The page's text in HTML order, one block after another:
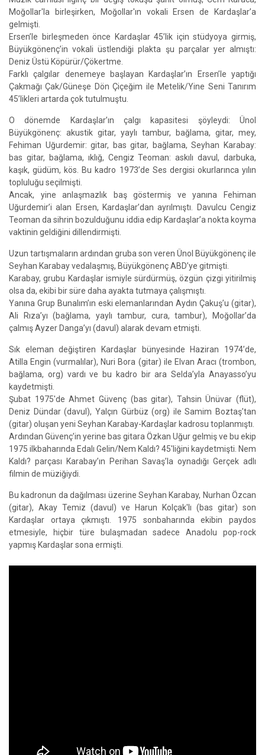
Moğollar'la birleşirken, Moğollar'ın vokali Ersen de Kardaşlar’a
gelmişti.
Ersen’le birleşmeden önce Kardaşlar 45’lik için stüdyoya girmiş,
Büyükgönenç’in vokali üstlendiği plakta şu parçalar yer almıştı:
Deniz Üstü Köpürür/Çökertme.
Farklı çalgılar denemeye başlayan Kardaşlar’ın Ersen’le yaptığı
Çakmağı Çak/Güneşe Dön Çiçeğim ile Metelik/Yine Seni Tanırım
45’likleri artarda çok tutulmuştu.
O dönemde Kardaşlar’ın çalgı kapasitesi şöyleydi: Ünol
Büyükgönenç: akustik gitar, yaylı tambur, bağlama, gitar, mey,
Fehiman Uğurdemir: gitar, bas gitar, bağlama, Seyhan Karabay:
bas gitar, bağlama, ıklığ, Cengiz Teoman: askılı davul, darbuka,
kaşık, güdüm, kös. Bu kadro 1973’de Ses dergisi okurlarınca yılın
topluluğu seçilmişti.
Ancak, yine anlaşmazlık baş göstermiş ve yanına Fehiman
Uğurdemir’i alan Ersen, Kardaşlar’dan ayrılmıştı. Davulcu Cengiz
Teoman da sihrin bozulduğunu iddia edip Kardaşlar’a nokta koyma
vaktinin geldiğini dillendirmişti.
Uzun tartışmaların ardından gruba son veren Ünol Büyükgönenç ile
Seyhan Karabay vedalaşmış, Büyükgönenç ABD’ye gitmişti.
Karabay, grubu Kardaşlar ismiyle sürdürmüş, özgün çizgi yitirilmiş
olsa da, ekibi bir süre daha ayakta tutmaya çalışmıştı.
Yanına Grup Bunalım’ın eski elemanlarından Aydın Çakuş’u (gitar),
Ali Rıza’yı (bağlama, yaylı tambur, cura, tambur), Moğollar’da
çalmış Ayzer Danga’yı (davul) alarak devam etmişti.
Sık eleman değiştiren Kardaşlar bünyesinde Haziran 1974’de,
Atilla Engin (vurmalılar), Nuri Bora (gitar) ile Elvan Aracı (trombon,
bağlama, org) vardı ve bu kadro bir ara Selda’yla Anayasso’yu
kaydetmişti.
Şubat 1975'de Ahmet Güvenç (bas gitar), Tahsin Ünüvar (flüt),
Deniz Dündar (davul), Yalçın Gürbüz (org) ile Samim Boztaş’tan
(gitar) oluşan yeni Seyhan Karabay-Kardaşlar kadrosu toplanmıştı.
Ardından Güvenç’in yerine bas gitara Özkan Uğur gelmiş ve bu ekip
1975 ilkbaharında Edalı Gelin/Nem Kaldı? 45'liğini kaydetmişti. Nem
Kaldı? parçası Karabay’ın Perihan Savaş’la oynadığı Gerçek adlı
filmin de müziğiydi.
Bu kadronun da dağılması üzerine Seyhan Karabay, Nurhan Özcan
(gitar), Akay Temiz (davul) ve Harun Kolçak'lı (bas gitar) son
Kardaşlar ortaya çıkmıştı. 1975 sonbaharında ekibin paydos
etmesiyle, hiçbir türe bulaşmadan sadece Anadolu pop-rock
yapmış Kardaşlar sona ermişti.